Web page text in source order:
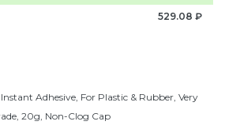
Adhesive, For Plastic & Rubber, Very
20g, Non-Clog Cap
529.08 ₽